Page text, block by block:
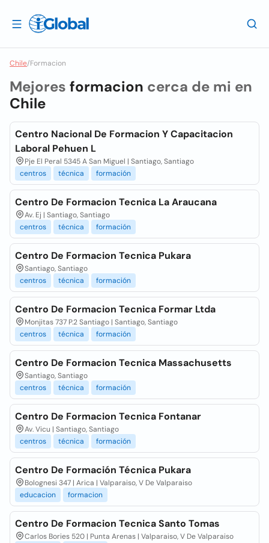
Chile/Formacion
Mejores formacion cerca de mi en
Chile
Centro Nacional De Formacion Y Capacitacion
Laboral Pehuen L
Pje El Peral 5345 A San Miguel | Santiago, Santiago
centros
técnica formación
Centro De Formacion Tecnica La Araucana
Av. Ej | Santiago, Santiago
centros
técnica formación
Centro De Formacion Tecnica Pukara
Santiago, Santiago
centros
técnica formación
Centro De Formacion Tecnica Formar Ltda
Monjitas 737 P.2 Santiago | Santiago, Santiago
centros
técnica formación
Centro De Formacion Tecnica Massachusetts
Santiago, Santiago
centros
técnica formación
Centro De Formacion Tecnica Fontanar
Av. Vicu | Santiago, Santiago
centros
técnica formación
Centro De Formación Técnica Pukara
Bolognesi 347 | Arica | Valparaiso, V De Valparaiso
educacion
formacion
Centro De Formacion Tecnica Santo Tomas
Carlos Bories 520 | Punta Arenas | Valparaiso, V De Valparaiso